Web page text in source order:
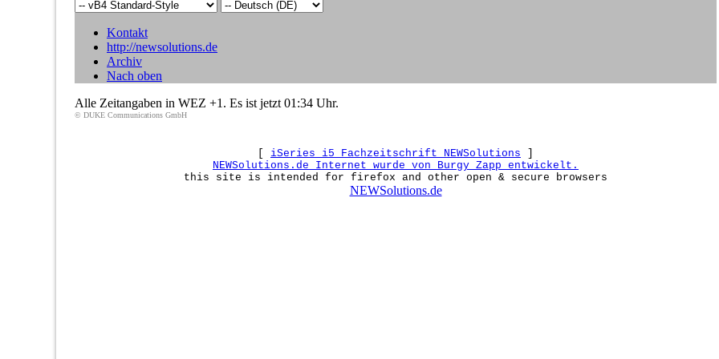
Kontakt
http://newsolutions.de
Archiv
Nach oben
Alle Zeitangaben in WEZ +1. Es ist jetzt 01:34 Uhr.
© DUKE Communications GmbH
iSeries i5 Fachzeitschrift NEWSolutions
NEWSolutions.de Internet wurde von Burgy Zapp entwickelt.
this site is intended for firefox and other open & secure browsers
NEWSolutions.de